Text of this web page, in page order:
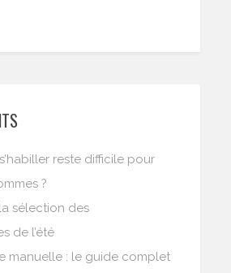
reste difficile pour
?
sélection des
de l’été
manuelle : le guide complet